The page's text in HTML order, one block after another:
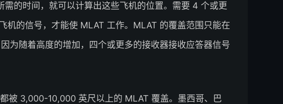
需的时间，就可以计算出这些飞机的位置。需要 4 个或更
机的信号，才能使 MLAT 工作。MLAT 的覆盖范围只能在
为随着高度的增加，四个或更多的接收器接收应答器信号
被 3,000-10,000 英尺以上的 MLAT 覆盖。墨西哥、巴